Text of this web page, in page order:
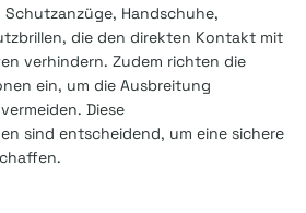
Handschuhe,
die den direkten Kontakt mit
verhindern. Zudem richten die
ein, um die Ausbreitung
Diese
sind entscheidend, um eine sichere